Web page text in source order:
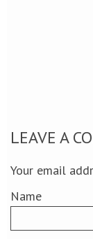
LEAVE A
Your email
Name